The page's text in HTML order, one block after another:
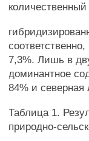
количественный
7,3%. Лишь в
доминантное
84% и северная
Таблица 1.
природно-